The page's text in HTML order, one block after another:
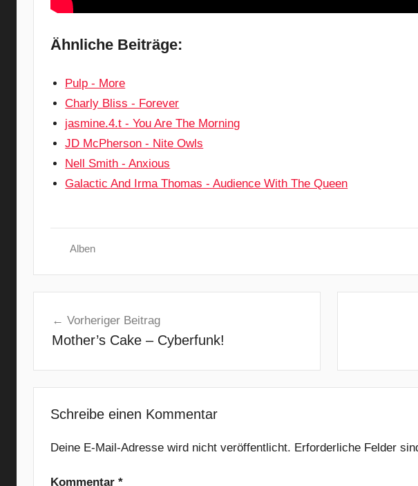
Ähnliche Beiträge:
Pulp - More
Charly Bliss - Forever
jasmine.4.t - You Are The Morning
JD McPherson - Nite Owls
Nell Smith - Anxious
Galactic And Irma Thomas - Audience With The Queen
Alben
v
ø
l
c
r
Vorheriger Beitrag
Mother’s Cake – Cyberfunk!
Schreibe einen Kommentar
Deine E-Mail-Adresse wird nicht veröffentlicht. Erforderliche Felder
Kommentar *